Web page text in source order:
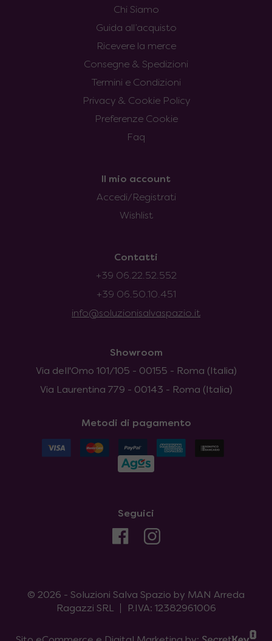
Chi Siamo
Guida all’acquisto
Ricevere la merce
Consegne & Spedizioni
Termini e Condizioni
Privacy & Cookie Policy
Preferenze Cookie
Faq
Il mio account
Accedi/Registrati
Wishlist
Contatti
+39 06.22.52.552
+39 06.50.10.451
info@soluzionisalvaspazio.it
Showroom
Via dell'Omo 101/105 - 00155 - Roma (Italia)
Via Laurentina 779 - 00143 - Roma (Italia)
Metodi di pagamento
Seguici
© 2026 - Soluzioni Salva Spazio by MAN Arreda
Ragazzi SRL
P.IVA: 12382961006